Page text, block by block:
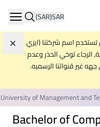
SAR
(SAR)
تستخدم اسم شركتنا (ايزي
توخي الحذر وعدم
غير قنواتنا الرسميه.
of Management and
Bachelor of